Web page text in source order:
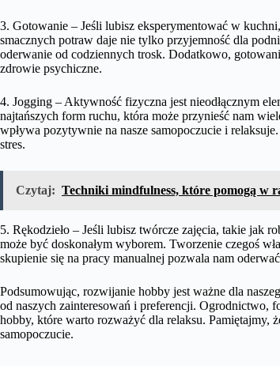
3. Gotowanie – Jeśli lubisz eksperymentować w
smacznych potraw daje nie tylko przyjemność dla
oderwanie od codziennych trosk. Dodatkowo,
zdrowie psychiczne.
4. Jogging – Aktywność fizyczna jest nieodłącznym
najtańszych form ruchu, która może przynieść nam
wpływa pozytywnie na nasze samopoczucie i
stres.
Czytaj: Techniki mindfulness, które pomogą w
5. Rękodzieło – Jeśli lubisz twórcze zajęcia, takie jak
może być doskonałym wyborem. Tworzenie czegoś
skupienie się na pracy manualnej pozwala nam
Podsumowując, rozwijanie hobby jest ważne dla
od naszych zainteresowań i preferencji. Ogrodnictwo,
hobby, które warto rozważyć dla relaksu. Pamiętajmy,
samopoczucie.